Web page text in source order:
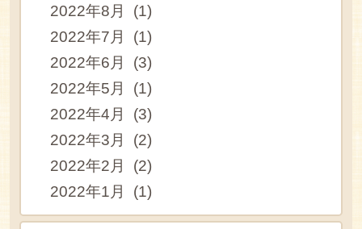
2022年8月 (1)
2022年7月 (1)
2022年6月 (3)
2022年5月 (1)
2022年4月 (3)
2022年3月 (2)
2022年2月 (2)
2022年1月 (1)